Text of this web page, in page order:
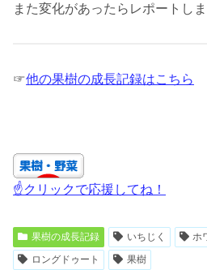
☞他の果樹の成長記録はこちら
☝クリックで応援してね！
果樹の成長記録 いちじく
ホ
ロングドゥート
果樹